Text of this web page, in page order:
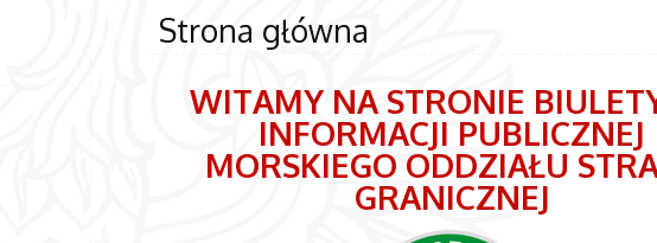
Strona główna
WITAMY NA STRONIE
INFORMACJI PUBLICZNEJ
MORSKIEGO ODDZIAŁU
GRANICZNEJ